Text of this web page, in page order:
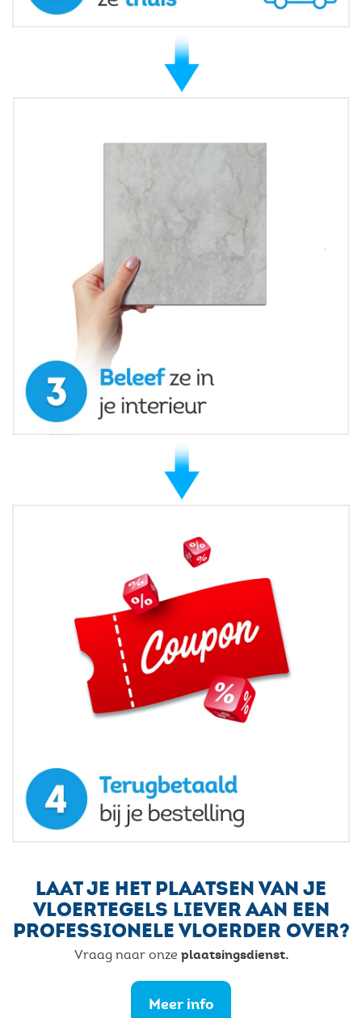
LAAT JE HET PLAATSEN VAN JE
VLOERTEGELS LIEVER AAN EEN
PROFESSIONELE VLOERDER OVER?
Vraag naar onze plaatsingsdienst.
Meer info